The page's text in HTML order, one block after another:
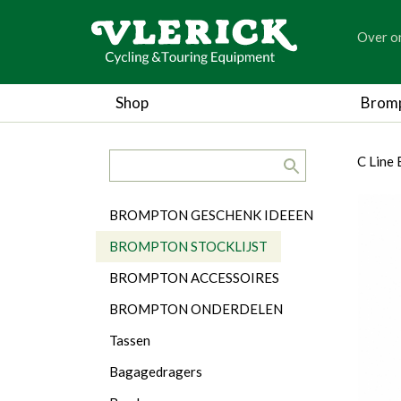
Over
Shop
C Line
Categorieën
BROMPTON GESCHENK IDEEEN
BROMPTON STOCKLIJST
BROMPTON ACCESSOIRES
BROMPTON ONDERDELEN
Tassen
Bagagedragers